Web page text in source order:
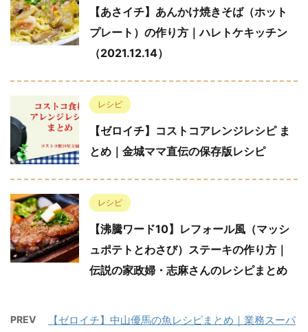
【あさイチ】あんかけ焼きそば（ホット
プレート）の作り方｜ハレトケキッチン
（2021.12.14）
レシピ
【ゼロイチ】コストコアレンジレシピ ま
とめ｜金城ママ直伝の保存版レシピ
レシピ
【沸騰ワード10】レフォール風（マッシ
ュポテトとわさび）ステーキの作り方｜
伝説の家政婦・志麻さんのレシピまとめ
PREV
【ゼロイチ】中山優馬の魚レシピまとめ｜業務スーパ